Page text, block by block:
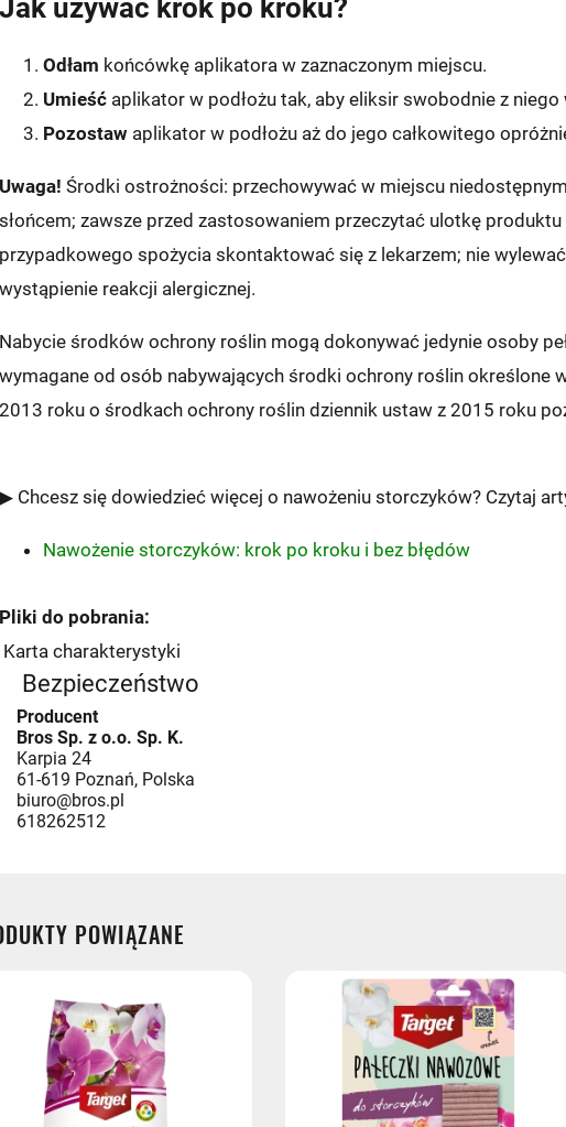
Jak używać krok po kroku?
Odłam końcówkę aplikatora w zaznaczonym miejscu.
Umieść aplikator w podłożu tak, aby eliksir swobodnie z niego
Pozostaw aplikator w podłożu aż do jego całkowitego
Uwaga! Środki ostrożności: przechowywać w miejscu
słońcem; zawsze przed zastosowaniem przeczytać ulotkę
przypadkowego spożycia skontaktować się z lekarzem; nie
wystąpienie reakcji alergicznej.
Nabycie środków ochrony roślin mogą dokonywać jedynie osoby
wymagane od osób nabywających środki ochrony roślin określone
2013 roku o środkach ochrony roślin dziennik ustaw z 2015 roku
▶ Chcesz się dowiedzieć więcej o nawożeniu storczyków? Czytaj
Nawożenie storczyków: krok po kroku i bez błędów
Pliki do pobrania:
Karta charakterystyki
Bezpieczeństwo
Producent
Bros Sp. z o.o. Sp. K.
Karpia 24
61-619 Poznań, Polska
biuro@bros.pl
618262512
9,90 zł
11,99 zł
11,99 zł
- przedpłata
przedpłata
POWIĄZANE